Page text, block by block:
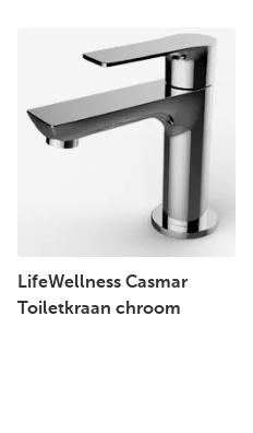
LifeWellness Casmar
Toiletkraan chroom